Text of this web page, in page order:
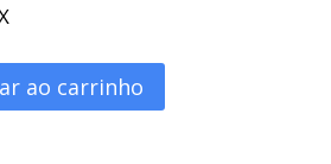
ao carrinho